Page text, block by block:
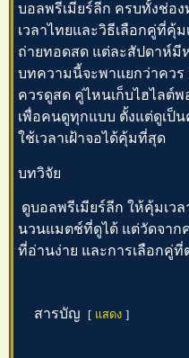
บอลพรีเมียร์ลีก ครบทั้งช่อง
เวลาไทยและวิธีเลือกคู่ที่คุ้ม
ถ่ายทอดสด แต่ละสัปดาห์มี
บทความนี้จะพาแยกว่าควร
ควรดูสด คู่ไหนเก็บไฮไลต์
เพื่อคนดูทุกแบบ ตั้งแต่ดูเป็
ใช้เวลาเฝ้าจอได้คุ้มที่สุด
บทวิจัย
ดูบอลพรีเมียร์ลีก ให้คุ้มเวล
นวนแมตช์ที่ดูได้ แต่วัดจาก
ที่อ่านง่าย และการเลือกคู่ที่
สารบัญ แสดง